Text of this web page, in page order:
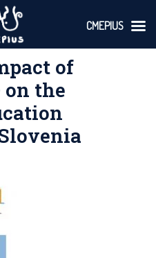
of
on the
CMEPIUS